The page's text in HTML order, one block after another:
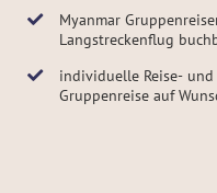
Myanmar
Langstreckenflug
individuelle Reise-
Gruppenreise auf